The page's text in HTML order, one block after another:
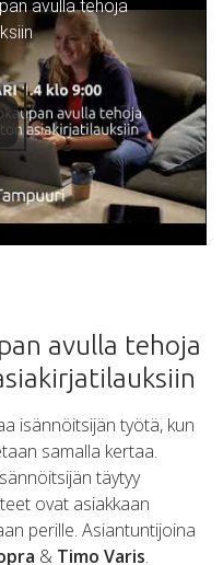
avulla tehoja
avulla tehoja
isännöitsijän työtä, kun
samalla kertaa.
täytyy
ovat asiakkaan
perille. Asiantuntijoina
& Timo Varis.